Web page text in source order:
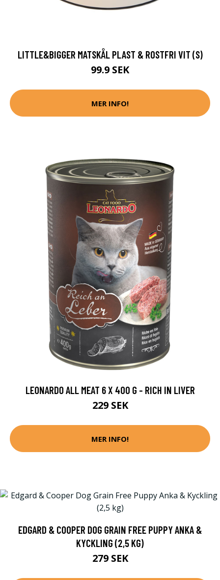
LITTLE&BIGGER MATSKÅL PLAST & ROSTFRI VIT (S)
99.9 SEK
MER INFO!
LEONARDO ALL MEAT 6 X 400 G - RICH IN LIVER
229 SEK
MER INFO!
EDGARD & COOPER DOG GRAIN FREE PUPPY ANKA &
KYCKLING (2,5 KG)
279 SEK